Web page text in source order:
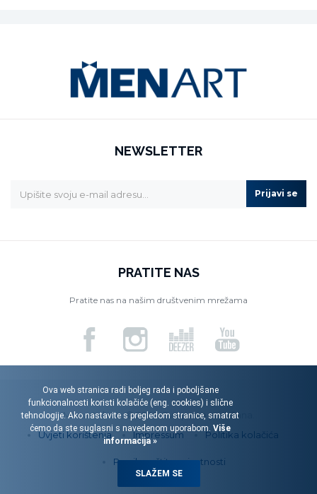
NEWSLETTER
Prijavi se
PRATITE NAS
Pratite nas na našim društvenim mrežama
Menart d.o.o. © 2026. Sva prava pridržana.
Uvjeti korištenja
Impressum Politika kolačića
Pravila zaštite privatnosti
Ova web stranica radi boljeg rada i poboljšane
funkcionalnosti koristi kolačiće (eng. cookies) i slične
tehnologije. Ako nastavite s pregledom stranice, smatrat
ćemo da ste suglasni s navedenom uporabom. Više
informacija »
SLAŽEM SE